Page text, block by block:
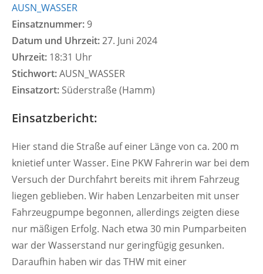
AUSN_WASSER
Einsatznummer: 9
Datum und Uhrzeit:27. Juni 2024
Uhrzeit: 18:31 Uhr
Stichwort:AUSN_WASSER
Einsatzort: Süderstraße (Hamm)
Einsatzbericht:
Hier stand die Straße auf einer Länge von ca. 200 m
knietief unter Wasser. Eine PKW Fahrerin war bei dem
Versuch der Durchfahrt bereits mit ihrem Fahrzeug
liegen geblieben. Wir haben Lenzarbeiten mit unser
Fahrzeugpumpe begonnen, allerdings zeigten diese
nur mäßigen Erfolg. Nach etwa 30 min Pumparbeiten
war der Wasserstand nur geringfügig gesunken.
Daraufhin haben wir das THW mit einer